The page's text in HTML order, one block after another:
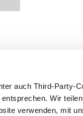
auch Third-Party-
Wir
verwenden, mit